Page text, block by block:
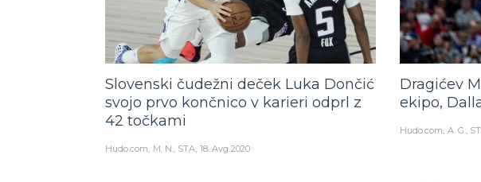
Slovenski čudežni deček Luka Dončić
svojo prvo končnico v karieri odprl z
42 točkami
Hudo.com M. N., STA 18. Avg 2020
Dragićev
ekipo,
Hudo.com A. G.,